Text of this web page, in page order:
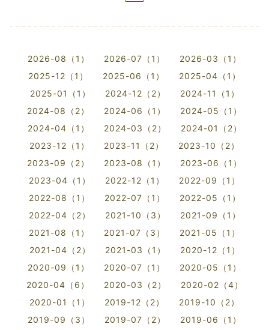
2026-08（1） 2026-07（1）
2026-03（1）
2025-12（1）
2025-06（1）
2025-04（1）
2025-01（1）
2024-12（2）
2024-11（1）
2024-08（2）
2024-06（1）
2024-05（1）
2024-04（1）
2024-03（2）
2024-01（2）
2023-12（1）
2023-11（2）
2023-10（2）
2023-09（2）
2023-08（1）
2023-06（1）
2023-04（1）
2022-12（1）
2022-09（1）
2022-08（1）
2022-07（1）
2022-05（1）
2022-04（2）
2021-10（3）
2021-09（1）
2021-08（1）
2021-07（3）
2021-05（1）
2021-04（2）
2021-03（1）
2020-12（1）
2020-09（1）
2020-07（1）
2020-05（1）
2020-04（6）
2020-03（2）
2020-02（4）
2020-01（1）
2019-12（2）
2019-10（2）
2019-09（3）
2019-07（2）
2019-06（1）